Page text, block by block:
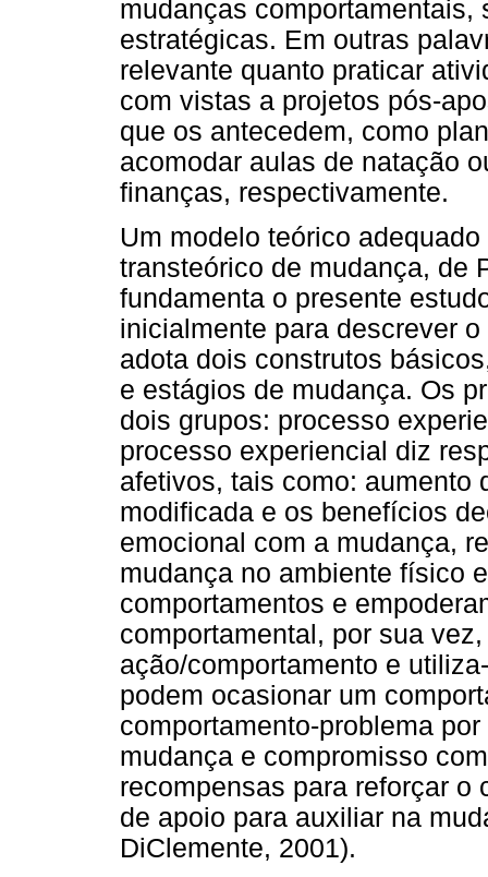
mudanças
estratégicas. Em outras
relevante quanto praticar
com vistas a projetos pós-
que os antecedem, como
acomodar aulas de natação
finanças, respectivamente.
Um modelo teórico
transteórico de mudança, de
fundamenta o presente
inicialmente para descrever
adota dois construtos
e estágios de mudança. Os
dois grupos: processo
processo experiencial diz
afetivos, tais como: aumento
modificada e os benefícios
emocional com a mudança,
mudança no ambiente físico
comportamentos e
comportamental, por sua
ação/comportamento e
podem ocasionar um
comportamento-problema
mudança e compromisso
recompensas para reforçar o
de apoio para auxiliar na
DiClemente, 2001).